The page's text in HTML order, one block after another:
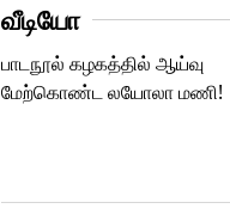
வீடியோ
பாடநூல் கழகத்தில் ஆய்வு
மேற்கொண்ட லயோலா மணி!